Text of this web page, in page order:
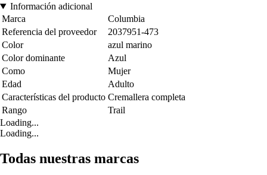
Información adicional
Marca
Columbia
Referencia del proveedor
2037951-473
Color
azul marino
Color dominante
Azul
Como
Mujer
Edad
Adulto
Características del producto Cremallera completa
Rango
Trail
Loading...
Loading...
Todas nuestras marcas